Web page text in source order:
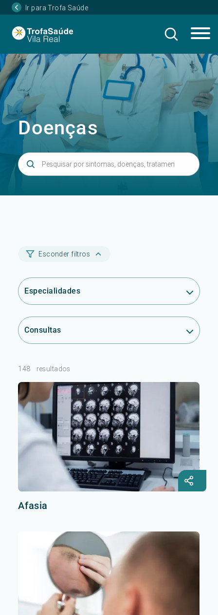
Ir para Trofa Saúde
Doenças
Esconder filtros
Especialidades
Consultas
148 resultados
Afasia